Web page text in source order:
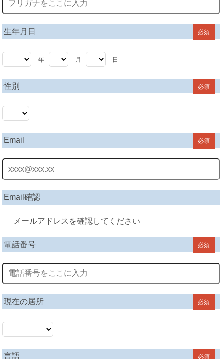
生年月日 必須
年 月 日
性別 必須
Email 必須
Email確認
メールアドレスを確認してください
電話番号 必須
現在の居所 必須
言語 必須